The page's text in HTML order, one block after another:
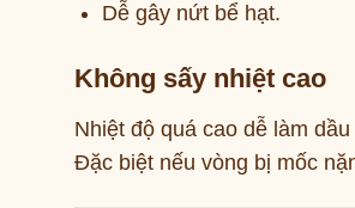
Dễ gây nứt bể hạt.
Không sấy nhiệt cao
Nhiệt độ quá cao dễ làm
Đặc biệt nếu vòng bị mốc